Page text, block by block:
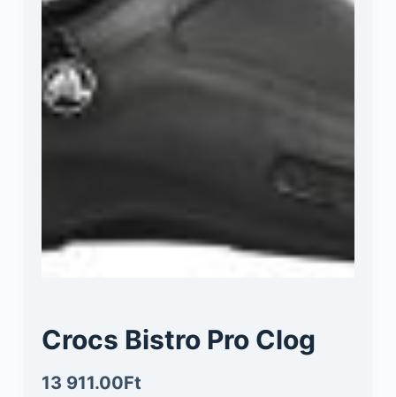
Crocs Bistro Pro Clog
13 911.00Ft